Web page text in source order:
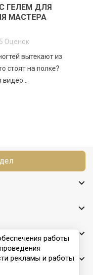
ГЕЛЕМ ДЛЯ
МАСТЕРА
Оценок
вытекают из
стоят на полке?




работы
рекламы и работы